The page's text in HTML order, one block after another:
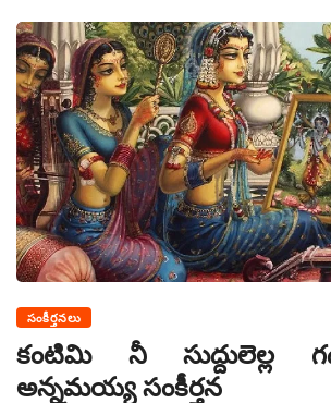
సంకీర్తనలు
కంటిమి నీ సుద్దులెల్ల
అన్నమయ్య సంకీర్తన